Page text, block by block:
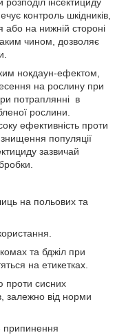
інсектициду
контроль шкідників,
або на нижній стороні
чином, дозволяє
нокдаун-ефектом,
на рослину при
потраплянні в
рослини.
ефективність проти
популяції
зазвичай
на польових та
та бджіл при
на етикетках.
проти сисних
залежно від норми
припинення